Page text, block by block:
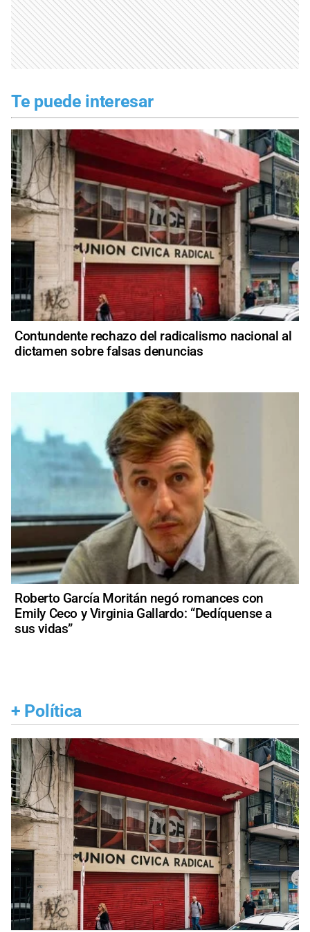
Te puede interesar
Contundente rechazo del radicalismo nacional al
dictamen sobre falsas denuncias
Roberto García Moritán negó romances con
Emily Ceco y Virginia Gallardo: “Dedíquense a
sus vidas”
+ Política